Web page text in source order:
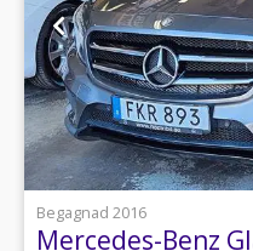
Begagnad 2016
Mercedes-Benz